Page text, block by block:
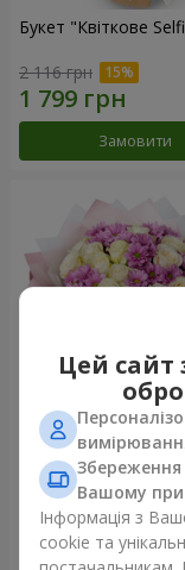
Букет "Квіткове
2 116 грн
Замовити
Букет "Дежавю"
2 658 грн
Замовити
Цей сайт
Збереження
Вашому
Інформація з
cookie та